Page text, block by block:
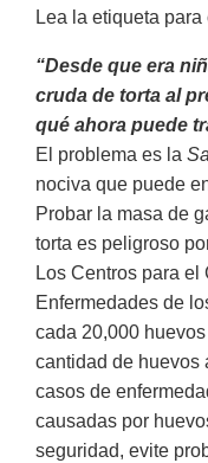
Lea la etiqueta para
“Desde que era
cruda de torta al
qué ahora puede
El problema es la
nociva que puede
Probar la masa de
torta es peligroso
Los Centros para
Enfermedades de
cada 20,000
cantidad de huevos
casos de
causadas por
seguridad, evite